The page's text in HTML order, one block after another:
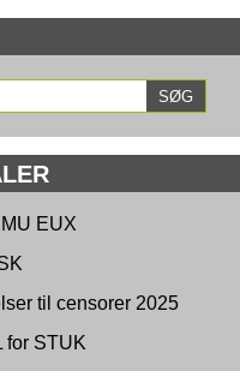
EUX
til censorer 2025
for STUK